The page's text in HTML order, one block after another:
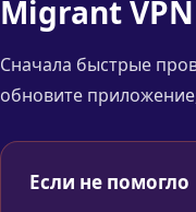
Migrant
Сначала быстрые
обновите
Если не помогло